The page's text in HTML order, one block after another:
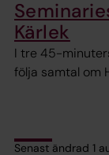
Kärlek
I tre 45-
följa samtal om
Senast ändrad 1